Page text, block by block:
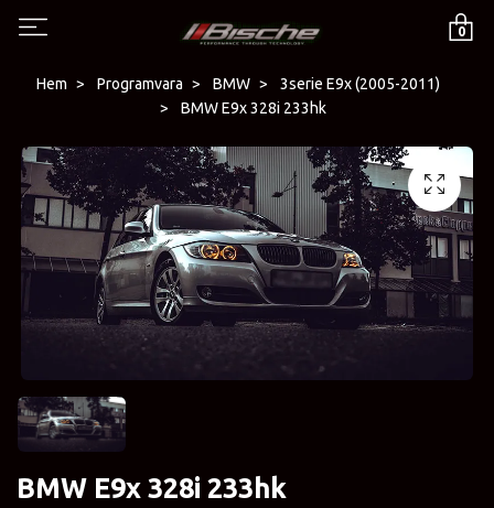
0
Hem Programvara BMW
3serie E9x (2005-2011)
BMW E9x 328i 233hk
BMW E9x 328i 233hk